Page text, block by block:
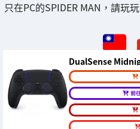
只在PC的SPIDER MAN，請玩玩
DualSense
前